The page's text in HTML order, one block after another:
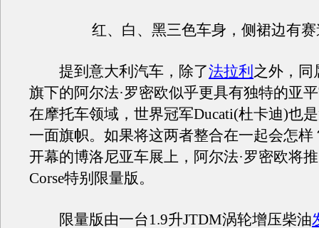
红、白、黑三色车身，侧裙边有赛
提到意大利汽车，除了法拉利 之外，同
旗下的阿尔法·罗密欧似乎更具有独特的亚
在摩托车领域，世界冠军Ducati(杜卡迪)也
一面旗帜。如果将这两者整合在一起会怎样
开幕的博洛尼亚车展上，阿尔法·罗密欧将
Corse特别限量版。
限量版由一台1.9升JTDM涡轮增压柴油